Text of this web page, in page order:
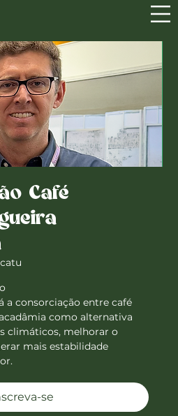
Café
a consorciação entre café
como alternativa
climáticos, melhorar o
mais estabilidade
se